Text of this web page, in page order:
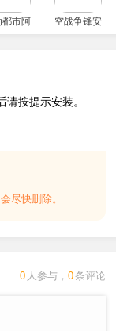
误化模组
市阿尔法 空战争锋安卓版
按提示安装。
尽快删除。
0 人参与， 0条评论